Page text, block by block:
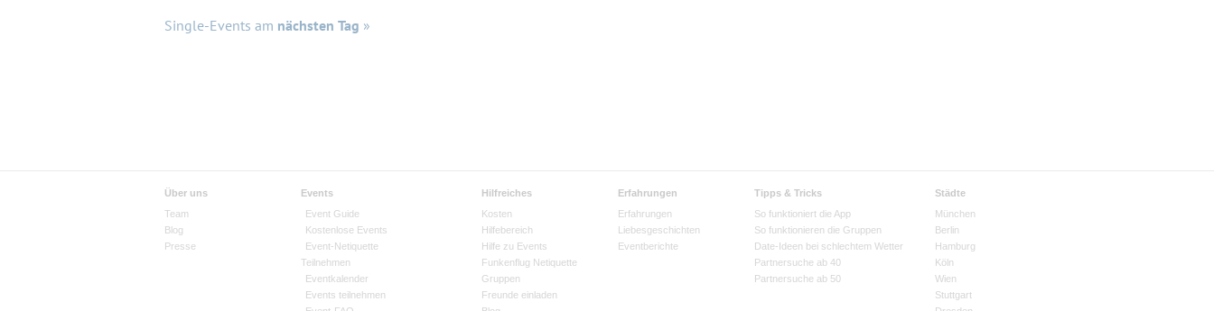
Single-Events am nächsten Tag »
Über uns
Team
Blog
Presse
Events
Event Guide
Kostenlose Events
Event-Netiquette
Teilnehmen
Eventkalender
Events teilnehmen
Hilfreiches
Kosten
Hilfebereich
Hilfe zu Events
Funkenflug Netiquette
Gruppen
Freunde einladen
Erfahrungen
Erfahrungen
Liebesgeschichten
Eventberichte
Tipps & Tricks
So funktioniert die App
So funktionieren die Gruppen
Date-Ideen bei schlechtem Wetter
Partnersuche ab 40
Partnersuche ab 50
Städte
München
Berlin
Hamburg
Köln
Wien
Stuttgart